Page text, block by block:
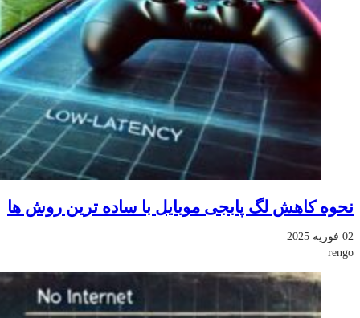
نحوه کاهش لگ پابجی موبایل با ساده ترین روش ها
02 فوریه 2025
rengo